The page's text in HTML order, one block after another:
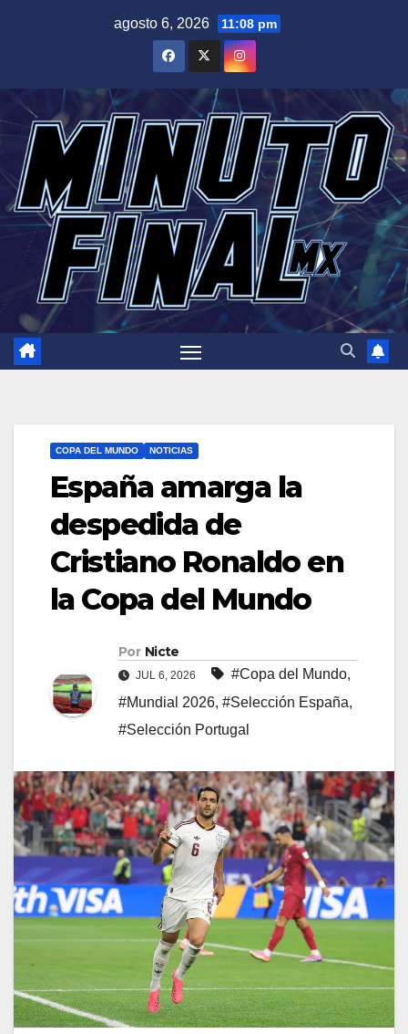
agosto 6, 2026 11:08 pm
COPA DEL MUNDO NOTICIAS
España amarga la
despedida de
Cristiano Ronaldo en
la Copa del Mundo
Por Nicte
JUL 6, 2026 #Copa del Mundo,
#Mundial 2026, #Selección España,
#Selección Portugal